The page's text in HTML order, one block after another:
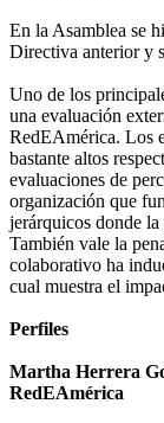
En la Asamblea se
Directiva anterior y
Uno de los
una evaluación
RedEAmérica. Los
bastante altos
evaluaciones de
organización que
jerárquicos donde
También vale la
colaborativo ha
cual muestra el
Perfiles
Martha Herrera
RedEAmérica